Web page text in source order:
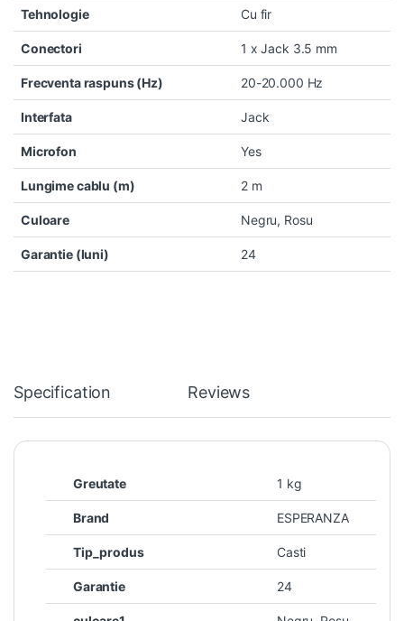
Tehnologie Cu fir
Conectori 1 x Jack 3.5 mm
Frecventa raspuns (Hz) 20-20.000 Hz
Interfata Jack
Microfon Yes
Lungime cablu (m) 2 m
Culoare Negru, Rosu
Garantie (luni) 24
Specification Reviews
Greutate 1 kg
Brand ESPERANZA
Tip_produs Casti
Garantie 24